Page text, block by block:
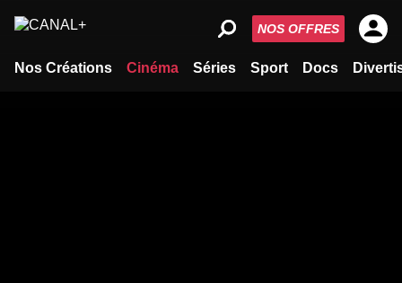
Nos Créations Cinéma Séries Sport Docs
NOS OFFRES